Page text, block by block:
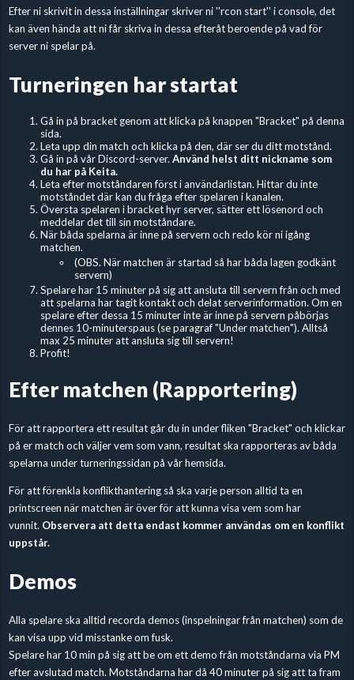
Efter ni skrivit in dessa inställningar skriver ni ''rcon start'' i console, det
kan även hända att ni får skriva in dessa efteråt beroende på vad för
server ni spelar på.
Turneringen har startat
Gå in på bracket genom att klicka på knappen "Bracket" på denna
sida.
Leta upp din match och klicka på den, där ser du ditt motstånd.
Gå in på vår Discord-server. Använd helst ditt nickname som
du har på Keita.
Leta efter motståndaren först i användarlistan. Hittar du inte
motståndet där kan du fråga efter spelaren i kanalen.
Översta spelaren i bracket hyr server, sätter ett lösenord och
meddelar det till sin motståndare.
När båda spelarna är inne på servern och redo kör ni igång
matchen.
(OBS. När matchen är startad så har båda lagen godkänt
servern)
Spelare har 15 minuter på sig att ansluta till servern från och med
att spelarna har tagit kontakt och delat serverinformation. Om en
spelare efter dessa 15 minuter inte är inne på servern påbörjas
dennes 10-minuterspaus (se paragraf "Under matchen"). Alltså
max 25 minuter att ansluta sig till servern!
Profit!
Efter matchen (Rapportering)
För att rapportera ett resultat går du in under fliken "Bracket" och klickar
på er match och väljer vem som vann, resultat ska rapporteras av båda
spelarna under turneringssidan på vår hemsida.
För att förenkla konflikthantering så ska varje person alltid ta en
printscreen när matchen är över för att kunna visa vem som har
vunnit. Observera att detta endast kommer användas om en konflikt
uppstår.
Demos
Alla spelare ska alltid recorda demos (inspelningar från matchen) som de
kan visa upp vid misstanke om fusk.
Spelare har 10 min på sig att be om ett demo från motståndarna via PM
efter avslutad match. Motståndarna har då 40 minuter på sig att ta fram